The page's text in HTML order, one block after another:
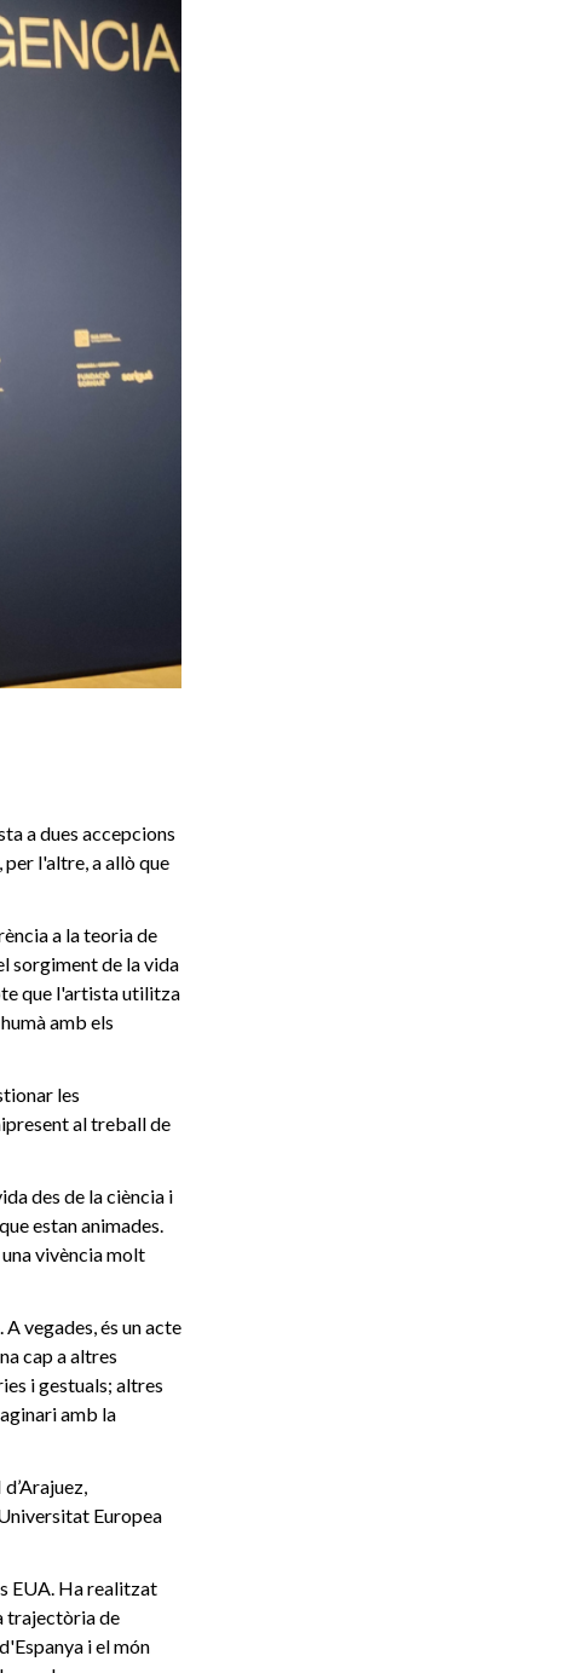
a dues accepcions
l'altre, a allò que
a la teoria de
sorgiment de la vida
que l'artista utilitza
amb els
les
al treball de
des de la ciència i
estan animades.
vivència molt
vegades, és un acte
cap a altres
i gestuals; altres
amb la
Europea
EUA. Ha realitzat
trajectòria de
i el món